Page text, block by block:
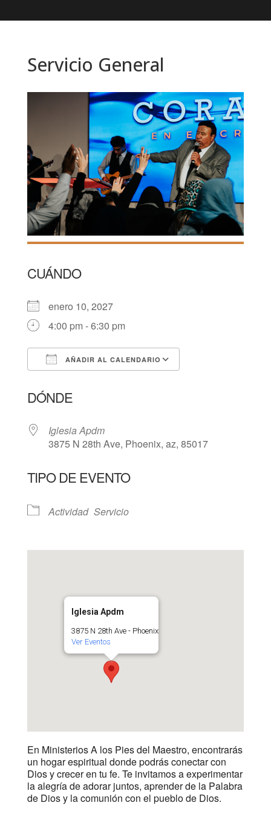
Servicio General
CUÁNDO
enero 10, 2027
4:00 pm - 6:30 pm
AÑADIR AL CALENDARIO
DÓNDE
Iglesia Apdm
3875 N 28th Ave, Phoenix, az, 85017
TIPO DE EVENTO
Actividad Servicio
Iglesia Apdm
3875 N 28th Ave - Phoenix
Ver Eventos
En Ministerios A los Pies del Maestro, encontrarás
un hogar espiritual donde podrás conectar con
Dios y crecer en tu fe. Te invitamos a experimentar
la alegría de adorar juntos, aprender de la Palabra
de Dios y la comunión con el pueblo de Dios.